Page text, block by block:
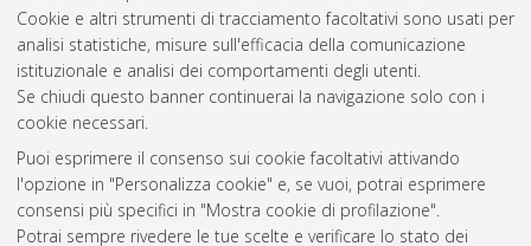
Cookie e altri strumenti di tracciamento facoltativi sono usati per
analisi statistiche, misure sull'efficacia della comunicazione
istituzionale e analisi dei comportamenti degli utenti.
Se chiudi questo banner continuerai la navigazione solo con i
cookie necessari.
Puoi esprimere il consenso sui cookie facoltativi attivando
l'opzione in "Personalizza cookie" e, se vuoi, potrai esprimere
consensi più specifici in "Mostra cookie di profilazione".
Potrai sempre rivedere le tue scelte e verificare lo stato dei
Gestione del documento:
Atom
Rss 1.0
Rss 2.0